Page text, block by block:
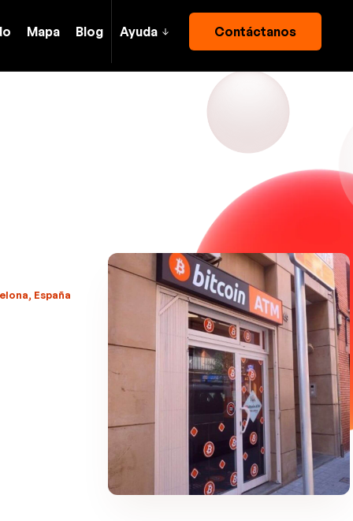
Mapa Blog Ayuda Contáctanos
España